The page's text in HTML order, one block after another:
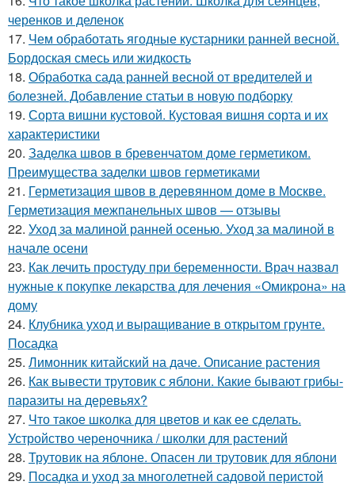
черенков и деленок
17. Чем обработать ягодные кустарники ранней весной.
Бордоская смесь или жидкость
18. Обработка сада ранней весной от вредителей и
болезней. Добавление статьи в новую подборку
19. Сорта вишни кустовой. Кустовая вишня сорта и их
характеристики
20. Заделка швов в бревенчатом доме герметиком.
Преимущества заделки швов герметиками
21. Герметизация швов в деревянном доме в Москве.
Герметизация межпанельных швов — отзывы
22. Уход за малиной ранней осенью. Уход за малиной в
начале осени
23. Как лечить простуду при беременности. Врач назвал
нужные к покупке лекарства для лечения «Омикрона» на
дому
24. Клубника уход и выращивание в открытом грунте.
Посадка
25. Лимонник китайский на даче. Описание растения
26. Как вывести трутовик с яблони. Какие бывают грибы-
паразиты на деревьях?
27. Что такое школка для цветов и как ее сделать.
Устройство череночника / школки для растений
28. Трутовик на яблоне. Опасен ли трутовик для яблони
29. Посадка и уход за многолетней садовой перистой